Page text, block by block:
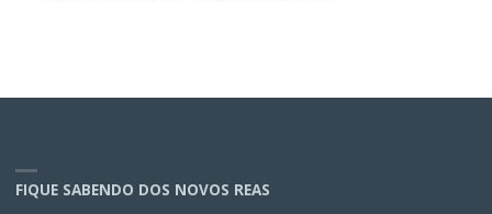
FIQUE SABENDO DOS NOVOS REAS